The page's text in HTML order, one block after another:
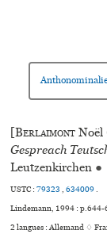
[Berlaimont Noël
Gespreach
Leutzenkirchen ●
USTC :79323,634009.
Lindemann, 1994 : p.644-
2 langues :Allemand ♢